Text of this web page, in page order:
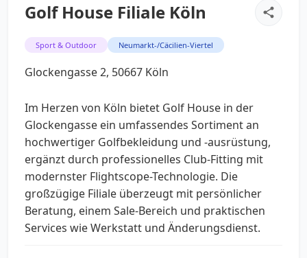
Golf House Filiale Köln
Sport & Outdoor Neumarkt-/Cäcilien-Viertel
Glockengasse 2, 50667 Köln
Im Herzen von Köln bietet Golf House in der
Glockengasse ein umfassendes Sortiment an
hochwertiger Golfbekleidung und -ausrüstung,
ergänzt durch professionelles Club-Fitting mit
modernster Flightscope-Technologie. Die
großzügige Filiale überzeugt mit persönlicher
Beratung, einem Sale-Bereich und praktischen
Services wie Werkstatt und Änderungsdienst.